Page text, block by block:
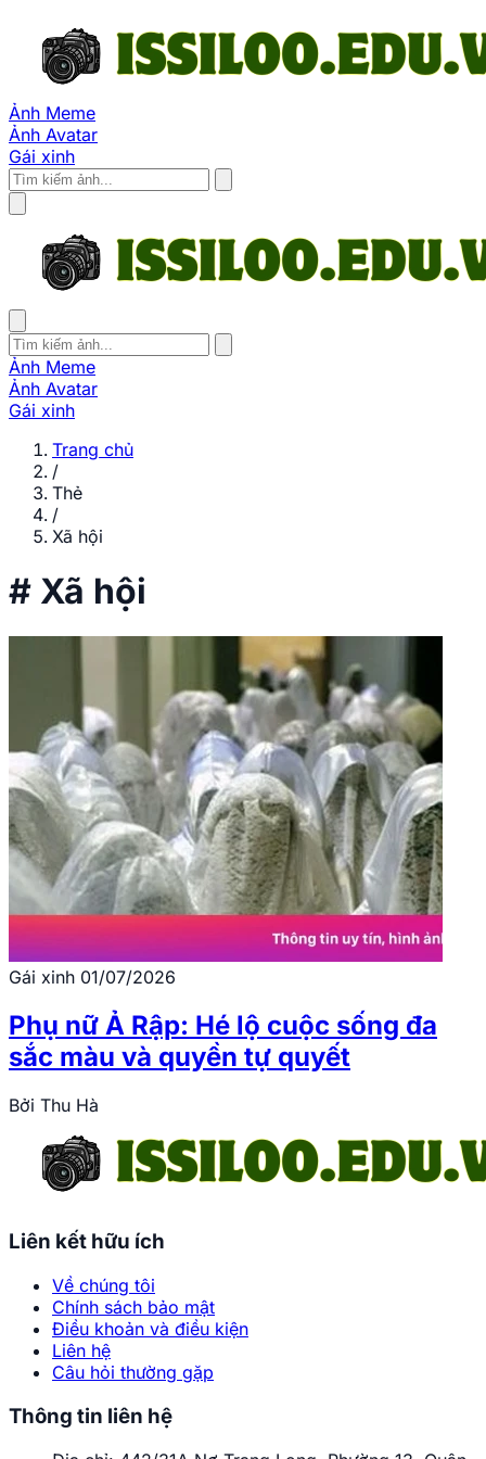
Ảnh Meme
Ảnh Avatar
Gái xinh
Ảnh Meme
Ảnh Avatar
Gái xinh
Trang chủ
/
Thẻ
/
Xã hội
# Xã hội
Gái xinh 01/07/2026
Phụ nữ Ả Rập: Hé lộ cuộc sống đa
sắc màu và quyền tự quyết
Bởi Thu Hà
Liên kết hữu ích
Về chúng tôi
Chính sách bảo mật
Điều khoản và điều kiện
Liên hệ
Câu hỏi thường gặp
Thông tin liên hệ